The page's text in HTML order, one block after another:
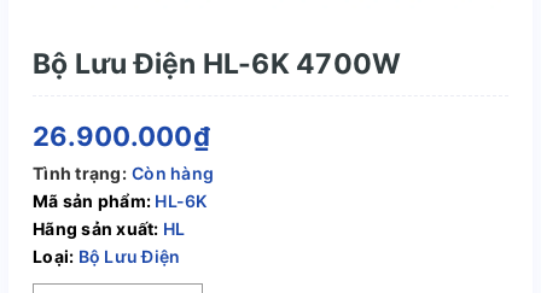
Bộ Lưu Điện HL-6K 4700W
26.900.000₫
Tình trạng: Còn hàng
Mã sản phẩm: HL-6K
Hãng sản xuất: HL
Loại: Bộ Lưu Điện